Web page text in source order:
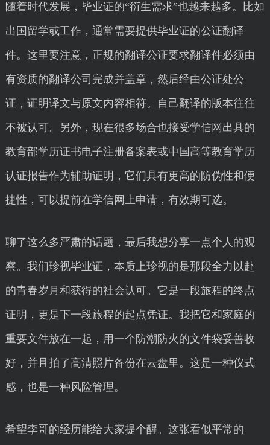
随着时代发展，毕业证的“衍生需求”也越来越多。比如
出国留学或工作，通常需要提供毕业证的公证翻译
件。这里要注意，正规的翻译公证要求翻译件必须由
有资质的翻译公司完成并盖章，然后经由公证处公
证，证明译文与原文内容相符。自己翻译的版本往往
不被认可。另外，现在很多场合也接受学信网出具的
教育部学历证书电子注册备案表或中国高等教育学历
认证报告作为辅助证明，它们具有更高的防伪性和便
捷性，可以提前在学信网上申请，有效期可选。
聊了这么多严肃的话题，最后我想分享一点个人的观
察。我们珍视毕业证，本质上珍视的是那段全力以赴
的青春岁月和获得的社会认可。它是一段旅程的终点
证明，更是下一段旅程的起点凭证。我把它和家庭的
重要文件放在一起，用一个防潮防火的文件袋妥善收
好，并且拍了高清照片备份在云盘里。这是一种仪式
感，也是一种风险管理。
希望李哥的经历能给大家提个醒。这张看似平常的